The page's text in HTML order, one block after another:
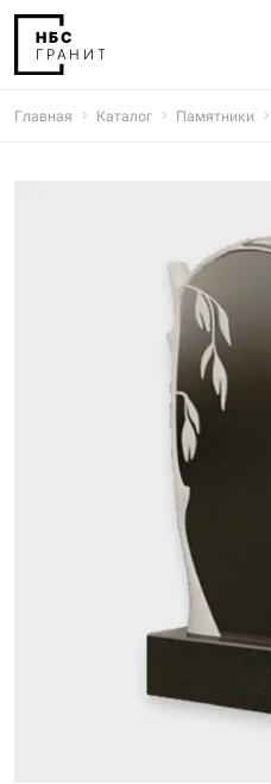
Фотокерамика
Надгробные плиты
Благоустройство
Гранитные ограды
Металлические ограды
Гранитные цветники
Главная Каталог Памятники